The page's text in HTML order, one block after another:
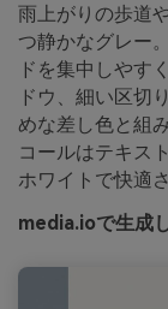
雨上がりの歩道
つ静かなグレー
ドを集中しやす
ドウ、細い区切
めな差し色と組
コールはテキス
ホワイトで快適
media.ioで生成